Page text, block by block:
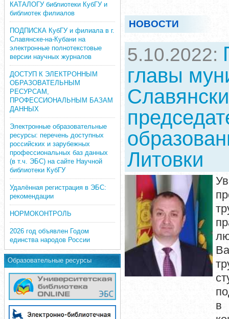
КАТАЛОГУ библиотеки КубГУ и
библиотек филиалов
ПОДПИСКА КубГУ и филиала в г.
Славянске-на-Кубани на
электронные полнотекстовые
версии научных журналов
ДОСТУП К ЭЛЕКТРОННЫМ
ОБРАЗОВАТЕЛЬНЫМ
РЕСУРСАМ,
ПРОФЕССИОНАЛЬНЫМ БАЗАМ
ДАННЫХ
Электронные образовательные
ресурсы: перечень доступных
российских и зарубежных
профессиональных баз данных
(в т.ч. ЭБС) на сайте Научной
библиотеки КубГУ
Удалённая регистрация в ЭБС:
рекомендации
НОРМОКОНТРОЛЬ
2026 год объявлен Годом
единства народов России
Образовательные ресурсы
НОВОСТИ
5.10.2022:
главы
Литовки
в